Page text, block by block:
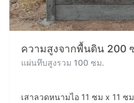
ความสูงจากพื้นดิน 200
แผ่นทึบสูงรวม 100 ซม.
เสาลวดหนามไอ 11 ซม x 11